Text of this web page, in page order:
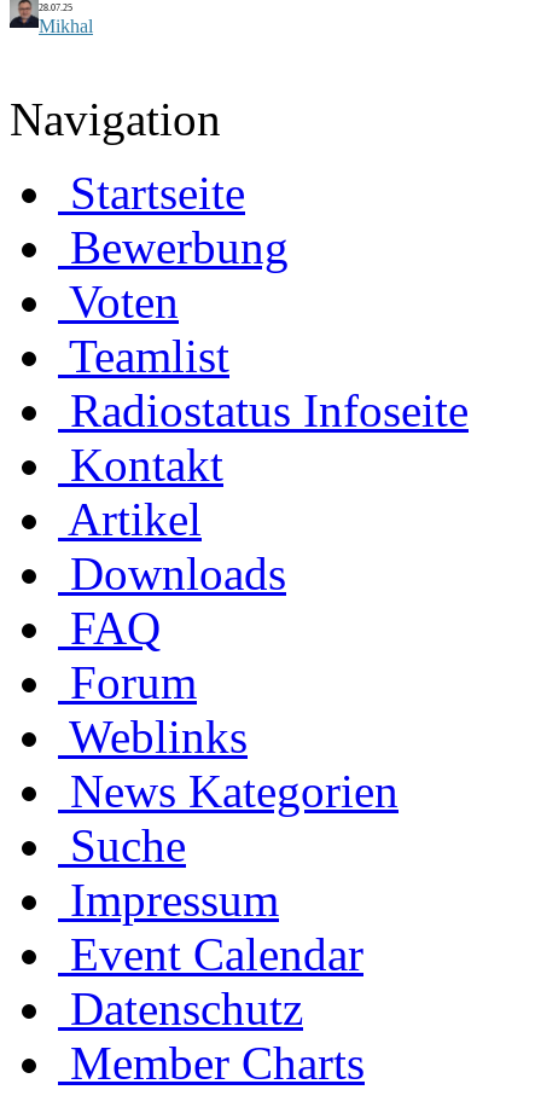
28.07.25
Mikhal
Navigation
Startseite
Bewerbung
Voten
Teamlist
Radiostatus Infoseite
Kontakt
Artikel
Downloads
FAQ
Forum
Weblinks
News Kategorien
Suche
Impressum
Event Calendar
Datenschutz
Member Charts